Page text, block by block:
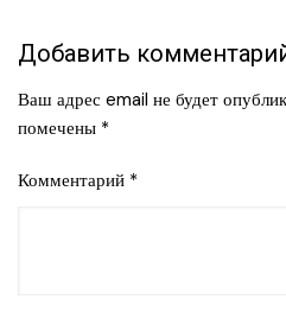
Добавить
Ваш адрес email не будет
помечены *
Комментарий *